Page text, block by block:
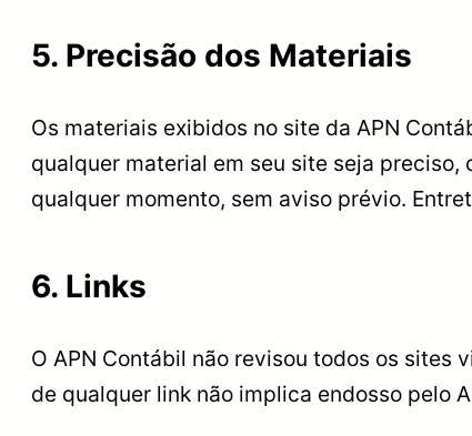
5. Precisão dos Materiais
Os materiais exibidos no site da APN
qualquer material em seu site seja
qualquer momento, sem aviso prévio.
6. Links
O APN Contábil não revisou todos os sites
de qualquer link não implica endosso pelo